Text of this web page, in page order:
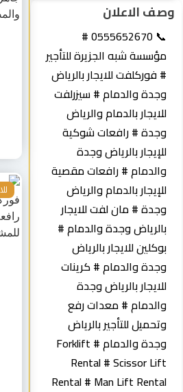
الاعلان
📞 0555652670 #
شبه الجزيرة للتأجير
فوركلفت للايجار بالرياض
والدمام # سيزرلفت
بالدمام والرياض
# رافعات شوكية
بالرياض وجدة
# رافعات مقصية
بالدمام والرياض
# مان لفت للايجار
وجدة والدمام #
للايجار بالرياض
والدمام # كرينات
بالرياض وجدة
# معدات رفع
للتأجير بالرياض
وجدة والدمام # Forklift
Rental # Scissor
Rental # Man Lift
للايجار